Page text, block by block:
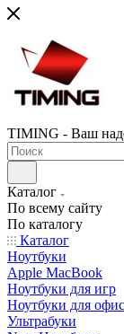
TIMING - Ваш
Каталог
По всему сайту
По каталогу
Каталог
Ноутбуки
Apple MacBook
Ноутбуки для игр
Ноутбуки для
Ультрабуки